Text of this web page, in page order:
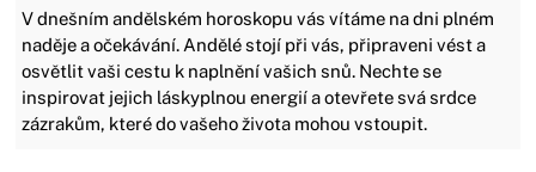
V dnešním andělském horoskopu vás vítáme na dni plném
naděje a očekávání. Andělé stojí při vás, připraveni vést a
osvětlit vaši cestu k naplnění vašich snů. Nechte se
inspirovat jejich láskyplnou energií a otevřete svá srdce
zázrakům, které do vašeho života mohou vstoupit.